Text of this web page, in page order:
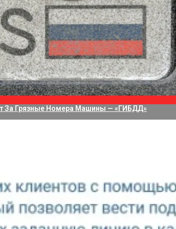
С Нескольких Камер, Но Не Своих
За Грязные Номера Машины — «ГИБДД»
университета в Беркли